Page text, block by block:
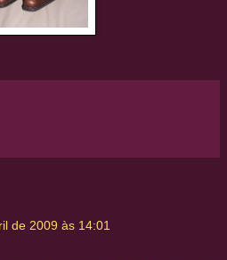
de 2009 às 14:01